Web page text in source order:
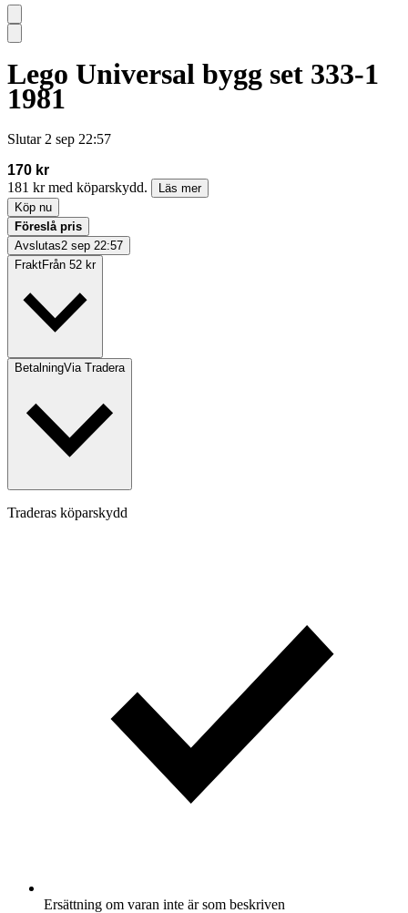
Lego Universal bygg set 333-1
1981
Slutar 2 sep 22:57
170 kr
181 kr med köparskydd.
Läs mer
Köp nu
Föreslå pris
Avslutas2 sep 22:57
FraktFrån 52 kr
BetalningVia Tradera
Traderas köparskydd
Ersättning om varan inte är som beskriven